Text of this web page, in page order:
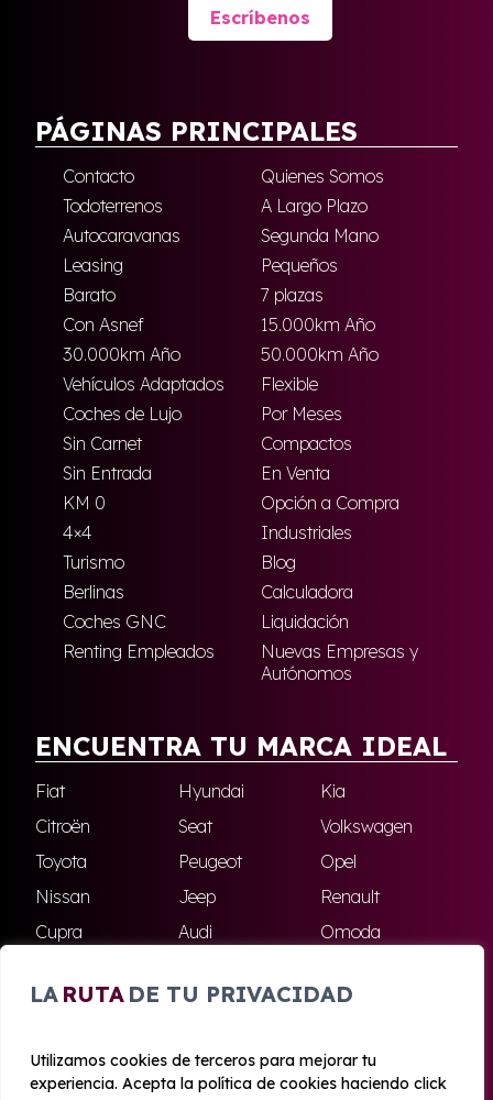
LA RUTA DE TU PRIVACIDAD
Utilizamos cookies de terceros para mejorar tu
experiencia. Acepta la política de cookies haciendo click
Escríbenos
PÁGINAS PRINCIPALES
Contacto
Quienes Somos
Todoterrenos
A Largo Plazo
Autocaravanas
Segunda Mano
Leasing
Pequeños
Barato
7 plazas
Con Asnef
15.000km Año
30.000km Año
50.000km Año
Vehículos Adaptados
Flexible
Coches de Lujo
Por Meses
Sin Carnet
Compactos
Sin Entrada
En Venta
KM 0
Opción a Compra
4×4
Industriales
Turismo
Blog
Berlinas
Calculadora
Coches GNC
Liquidación
Renting Empleados
Nuevas Empresas y
Autónomos
ENCUENTRA TU MARCA IDEAL
Fiat Hyundai
Kia
Citroën
Seat
Volkswagen
Toyota
Peugeot
Opel
Nissan
Jeep
Renault
Cupra
Audi
Omoda
Skoda
Ford Todas las marcas